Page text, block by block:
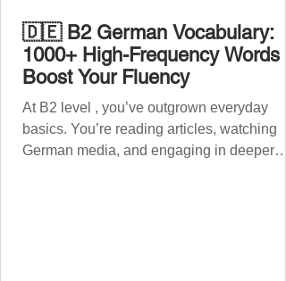
🇩🇪 B2 German Vocabulary:
1000+ High-Frequency Words
Boost Your Fluency
At B2 level , you’ve outgrown everyday
basics. You’re reading articles, watching
German media, and engaging in deeper